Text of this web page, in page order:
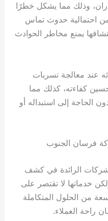
وذلك مما يشكل خطرًا
احتمالية حدوث تماس
يمنع مخاطر الحوادث
عند معالجة تسربات
كفاءته، كذلك مما
الحاجة إلى استبداله أو
فرسان الجنوب
الرائدة في كشف
خدماتها لا تقتصر على
من الحلول المتكاملة
راحة العملاء.